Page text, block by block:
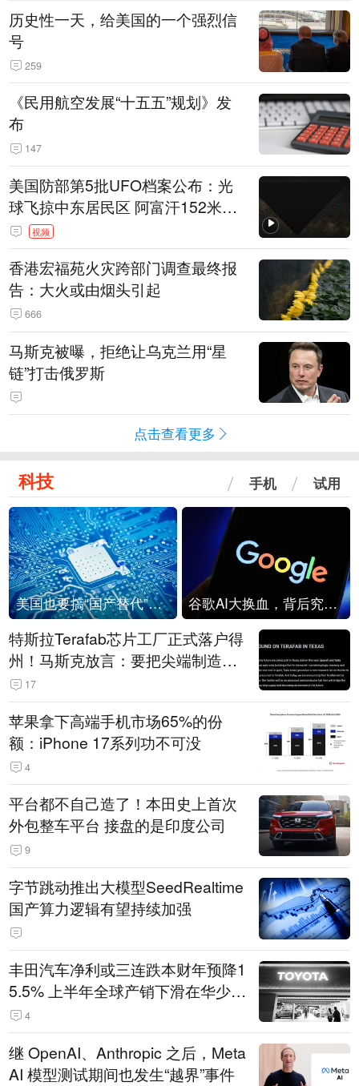
历史性一天，给美国的一个强烈信
号
259
《民用航空发展“十五五”规划》发
布
147
美国防部第5批UFO档案公布：光
球飞掠中东居民区 阿富汗152米三
角形遮蔽星光
视频
香港宏福苑火灾跨部门调查最终报
告：大火或由烟头引起
666
马斯克被曝，拒绝让乌克兰用“星
链”打击俄罗斯
点击查看更多
科技 手机 试用
美国也要搞“国产替代”？先算清三笔账 谷歌AI大换血，背后究竟发生了什么？
特斯拉Terafab芯片工厂正式落户得
州！马斯克放言：要把尖端制造带
回美国
17
苹果拿下高端手机市场65%的份
额：iPhone 17系列功不可没
4
平台都不自己造了！本田史上首次
外包整车平台 接盘的是印度公司
9
字节跳动推出大模型SeedRealtime
国产算力逻辑有望持续加强
丰田汽车净利或三连跌本财年预降1
5.5% 上半年全球产销下滑在华少卖
14.3万辆
4
继 OpenAI、Anthropic 之后，Meta
AI 模型测试期间也发生“越界”事件